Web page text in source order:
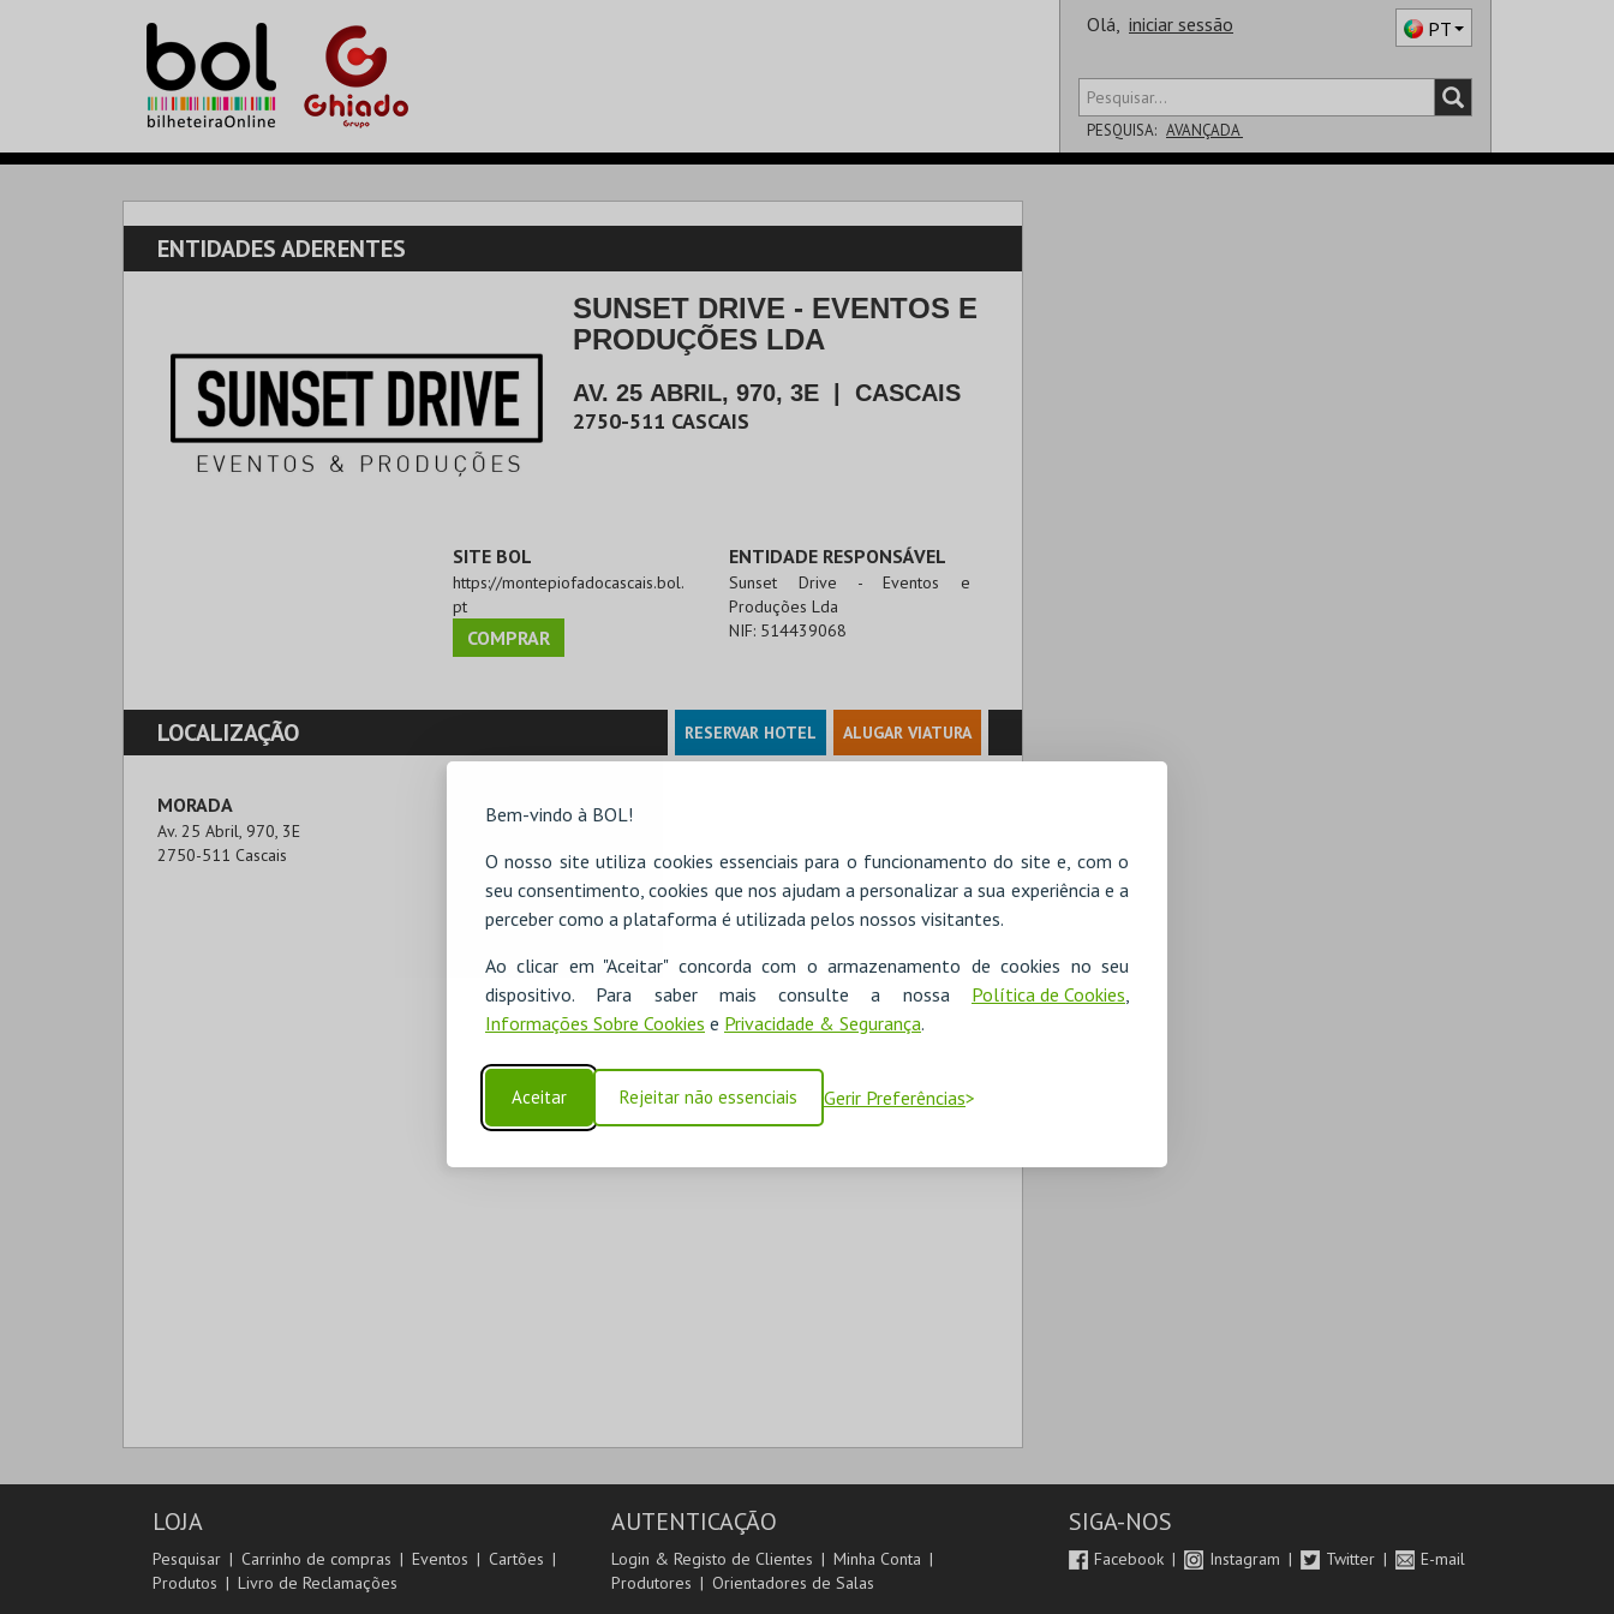
Bem-vindo à BOL!
O nosso site utiliza cookies essenciais para o funcionamento do site e, com o
seu consentimento, cookies que nos ajudam a personalizar a sua experiência e a
perceber como a plataforma é utilizada pelos nossos visitantes.
Ao clicar em "Aceitar" concorda com o armazenamento de cookies no seu
dispositivo. Para saber mais consulte a nossa Política de Cookies,
Informações Sobre Cookies e Privacidade & Segurança.
Aceitar Rejeitar não essenciais Gerir Preferências
Olá, iniciar sessão PT
PESQUISA: AVANÇADA
ENTIDADES ADERENTES
SUNSET DRIVE - EVENTOS E
PRODUÇÕES LDA
AV. 25 ABRIL, 970, 3E CASCAIS
2750-511 CASCAIS
SITE BOL
https://montepiofadocascais.bol.
pt
COMPRAR
ENTIDADE RESPONSÁVEL
Sunset Drive - Eventos e
Produções Lda
NIF: 514439068
LOCALIZAÇÃO RESERVAR HOTEL ALUGAR VIATURA
MORADA
Av. 25 Abril, 970, 3E
2750-511 Cascais
LOJA
Pesquisar Carrinho de compras Eventos
Cartões
Produtos
Livro de Reclamações
AUTENTICAÇÃO
Login & Registo de Clientes
Minha Conta
Produtores
Orientadores de Salas
SIGA-NOS
Facebook Instagram Twitter E-mail